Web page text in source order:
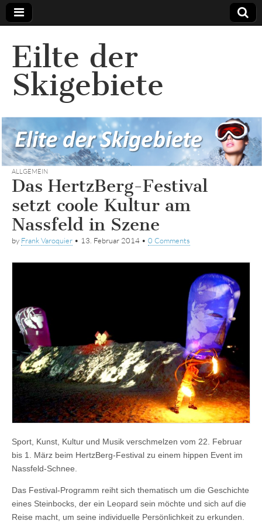
Eilte der
Skigebiete
ALLGEMEIN
Das HertzBerg-Festival
setzt coole Kultur am
Nassfeld in Szene
by Frank Varoquier • 13. Februar 2014 • 0 Comments
Sport, Kunst, Kultur und Musik verschmelzen vom 22. Februar
bis 1. März beim HertzBerg-Festival zu einem hippen Event im
Nassfeld-Schnee.
Das Festival-Programm reiht sich thematisch um die Geschichte
eines Steinbocks, der ein Leopard sein möchte und sich auf die
Reise macht, um seine individuelle Persönlichkeit zu erkunden.